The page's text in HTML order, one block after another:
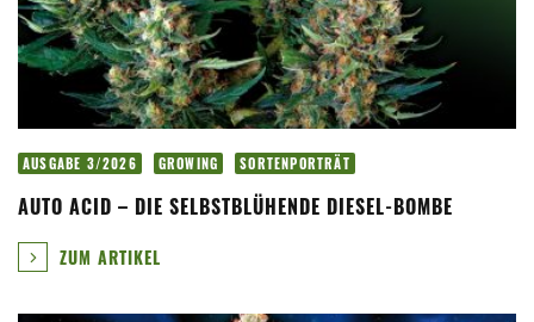
AUSGABE 3/2026 GROWING SORTENPORTRÄT
AUTO ACID – DIE SELBSTBLÜHENDE DIESEL-BOMBE
ZUM ARTIKEL